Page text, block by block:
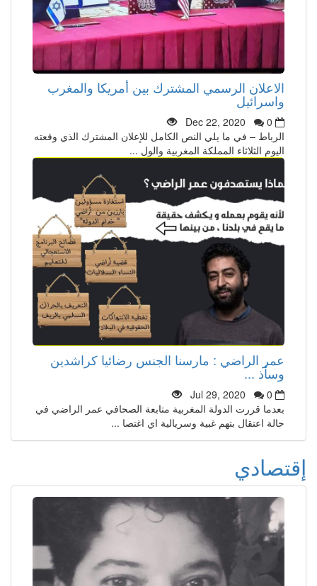
الاعلان الرسمي المشترك بين أمريكا والمغرب
واسرائيل
Dec 22, 2020
0
الرباط – في ما يلي النص الكامل للإعلان المشترك الذي وقعته
اليوم الثلاثاء المملكة المغربية والول ...
عمر الراضي : مارسنا الجنس رضائيا كراشدين
وسأذ ...
Jul 29, 2020
0
بعدما قررت الدولة المغربية متابعة الصحافي عمر الراضي في
حالة اعتقال بتهم غبية وسريالية اي اغتصا ...
إقتصادي